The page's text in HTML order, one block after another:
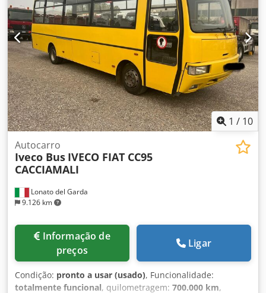
1 / 10
Lonato del Garda
9.126 km
Autocarro
Iveco Bus IVECO FIAT CC95
CACCIAMALI
preços
Ligar
Condição: pronto a usar (usado), Funcionalidade:
totalmente funcional, quilometragem: 700.000 km,